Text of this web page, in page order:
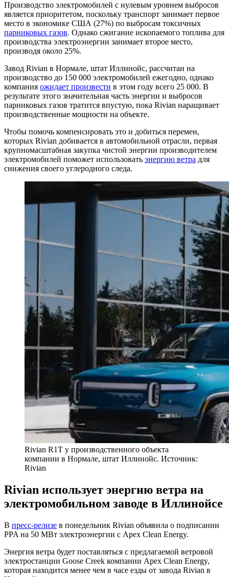
Производство электромобилей с нулевым уровнем выбросов
является приоритетом, поскольку транспорт занимает первое
место в экономике США (27%) по выбросам токсичных
парниковых газов. Однако сжигание ископаемого топлива для
производства электроэнергии занимает второе место,
производя около 25%.
Завод Rivian в Нормале, штат Иллинойс, рассчитан на
производство до 150 000 электромобилей ежегодно, однако
компания ожидает произвести в этом году всего 25 000. В
результате этого значительная часть энергии и выбросов
парниковых газов тратится впустую, пока Rivian наращивает
производственные мощности на объекте.
Чтобы помочь компенсировать это и добиться перемен,
которых Rivian добивается в автомобильной отрасли, первая
крупномасштабная закупка чистой энергии производителем
электромобилей поможет использовать энергию ветра для
снижения своего углеродного следа.
Rivian R1T у производственного объекта
компании в Нормале, штат Иллинойс. Источник:
Rivian
Rivian использует энергию ветра на
электромобильном заводе в Иллинойсе
В пресс-релизе в понедельник Rivian объявила о подписании
PPA на 50 МВт электроэнергии с Apex Clean Energy.
Энергия ветра будет поставляться с предлагаемой ветровой
электростанции Goose Creek компании Apex Clean Energy,
которая находится менее чем в часе езды от завода Rivian в